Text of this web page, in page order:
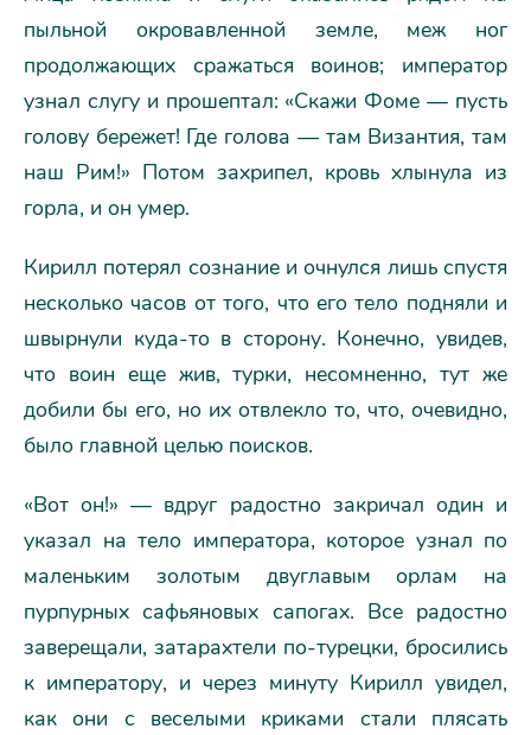
пыльной окровавленной земле, меж ног
продолжающих сражаться воинов; император
узнал слугу и прошептал: «Скажи Фоме — пусть
голову бережет! Где голова — там Византия, там
наш Рим!» Потом захрипел, кровь хлынула из
горла, и он умер.
Кирилл потерял сознание и очнулся лишь спустя
несколько часов от того, что его тело подняли и
швырнули куда-то в сторону. Конечно, увидев,
что воин еще жив, турки, несомненно, тут же
добили бы его, но их отвлекло то, что, очевидно,
было главной целью поисков.
«Вот он!» — вдруг радостно закричал один и
указал на тело императора, которое узнал по
маленьким золотым двуглавым орлам на
пурпурных сафьяновых сапогах. Все радостно
заверещали, затарахтели по-турецки, бросились
к императору, и через минуту Кирилл увидел,
как они с веселыми криками стали плясать